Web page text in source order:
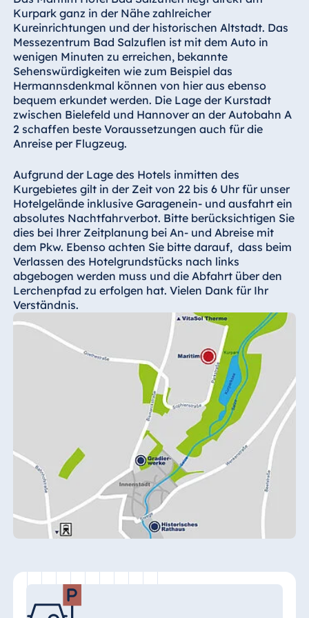
Hotel Bonn
Hotel Bremen
Hotel Darmstadt
Hotel Dresden
Hotel Düsseldorf
Hotel Frankfurt
Hotel am
Schlossgarten
Airport Hotel
Hannover
Hotel Ingolstadt
Hotel Bellevue
Kiel
Hotel Köln
Hotel
Königswinter
Hotel Magdeburg
Hotel München
TitiseeHotel
Titisee-Neustadt
Strandhotel
Travemünde
Hotel Ulm
Kurpark ganz in der Nähe zahlreicher
Kureinrichtungen und der historischen Altstadt. Das
Messezentrum Bad Salzuflen ist mit dem Auto in
wenigen Minuten zu erreichen, bekannte
Sehenswürdigkeiten wie zum Beispiel das
Hermannsdenkmal können von hier aus ebenso
bequem erkundet werden. Die Lage der Kurstadt
zwischen Bielefeld und Hannover an der Autobahn A
2 schaffen beste Voraussetzungen auch für die
Anreise per Flugzeug.
Aufgrund der Lage des Hotels inmitten des
Kurgebietes gilt in der Zeit von 22 bis 6 Uhr für unser
Hotelgelände inklusive Garagenein- und ausfahrt ein
absolutes Nachtfahrverbot. Bitte berücksichtigen Sie
dies bei Ihrer Zeitplanung bei An- und Abreise mit
dem Pkw. Ebenso achten Sie bitte darauf, dass beim
Verlassen des Hotelgrundstücks nach links
abgebogen werden muss und die Abfahrt über den
Lerchenpfad zu erfolgen hat. Vielen Dank für Ihr
Verständnis.